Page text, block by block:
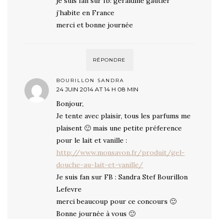
j’habite en France
merci et bonne journée
RÉPONDRE
BOURILLON SANDRA
24 JUIN 2014 AT 14 H 08 MIN
Bonjour,
Je tente avec plaisir, tous les parfums me
plaisent 🙂 mais une petite préference
pour le lait et vanille :
http://www.monsavon.fr/produit/gel-
douche-au-lait-et-vanille/
Je suis fan sur FB : Sandra Stef Bourillon
Lefevre
merci beaucoup pour ce concours 🙂
Bonne journée à vous 🙂